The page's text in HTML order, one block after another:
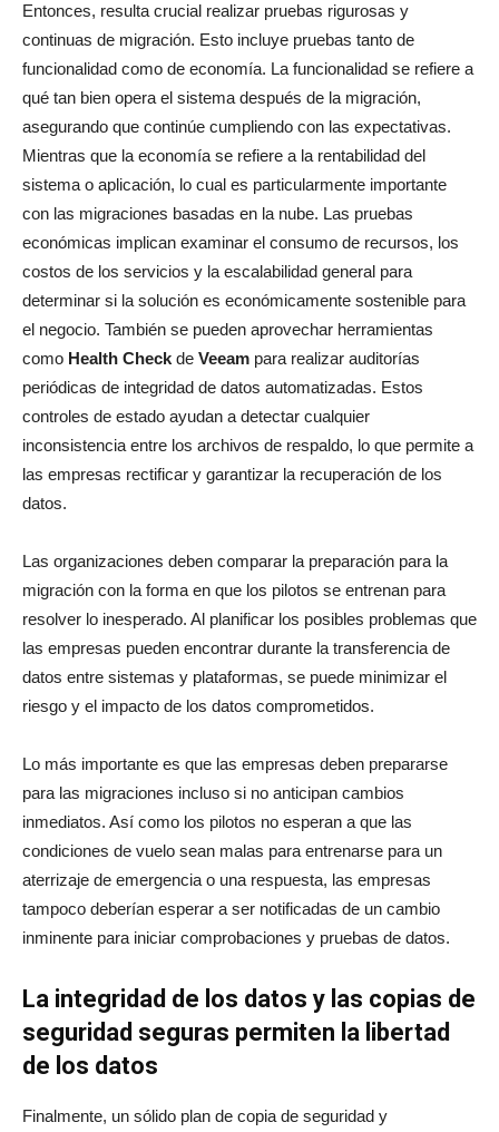
Entonces, resulta crucial realizar pruebas rigurosas y
continuas de migración. Esto incluye pruebas tanto de
funcionalidad como de economía. La funcionalidad se refiere a
qué tan bien opera el sistema después de la migración,
asegurando que continúe cumpliendo con las expectativas.
Mientras que la economía se refiere a la rentabilidad del
sistema o aplicación, lo cual es particularmente importante
con las migraciones basadas en la nube. Las pruebas
económicas implican examinar el consumo de recursos, los
costos de los servicios y la escalabilidad general para
determinar si la solución es económicamente sostenible para
el negocio. También se pueden aprovechar herramientas
como Health Check de Veeam para realizar auditorías
periódicas de integridad de datos automatizadas. Estos
controles de estado ayudan a detectar cualquier
inconsistencia entre los archivos de respaldo, lo que permite a
las empresas rectificar y garantizar la recuperación de los
datos.
Las organizaciones deben comparar la preparación para la
migración con la forma en que los pilotos se entrenan para
resolver lo inesperado. Al planificar los posibles problemas que
las empresas pueden encontrar durante la transferencia de
datos entre sistemas y plataformas, se puede minimizar el
riesgo y el impacto de los datos comprometidos.
Lo más importante es que las empresas deben prepararse
para las migraciones incluso si no anticipan cambios
inmediatos. Así como los pilotos no esperan a que las
condiciones de vuelo sean malas para entrenarse para un
aterrizaje de emergencia o una respuesta, las empresas
tampoco deberían esperar a ser notificadas de un cambio
inminente para iniciar comprobaciones y pruebas de datos.
La integridad de los datos y las copias de
seguridad seguras permiten la libertad
de los datos
Finalmente, un sólido plan de copia de seguridad y